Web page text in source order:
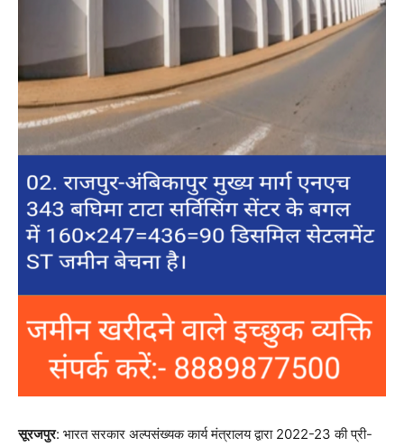
सूरजपुर: भारत सरकार अल्पसंख्यक कार्य मंत्रालय द्वारा 2022-23 की प्री-